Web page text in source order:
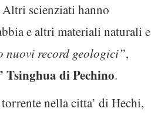
Altri scienziati hanno
e altri materiali naturali e
nuovi record geologici”,
Tsinghua di Pechino.
nella citta’ di Hechi,